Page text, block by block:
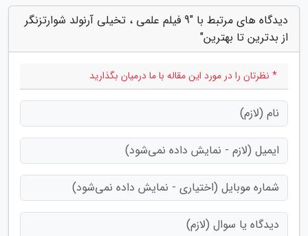
دیدگاه های مرتبط با "9 فیلم علمی ، تخیلی آرنولد شوارتزنگر
از بدترین تا بهترین"
* نظرتان را در مورد این مقاله با ما درمیان بگذارید